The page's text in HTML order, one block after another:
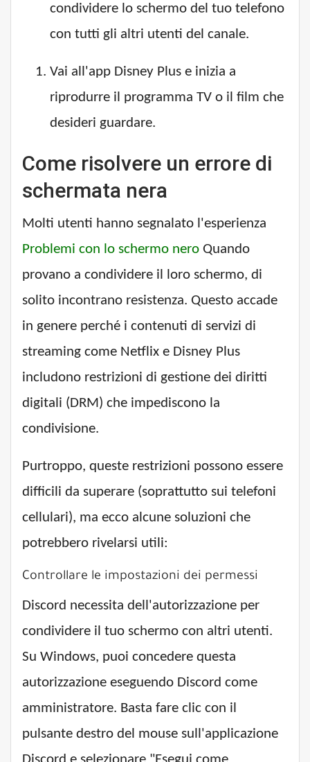
condividere lo schermo del tuo telefono
con tutti gli altri utenti del canale.
Vai all'app Disney Plus e inizia a
riprodurre il programma TV o il film che
desideri guardare.
Come risolvere un errore di
schermata nera
Molti utenti hanno segnalato l'esperienza
Problemi con lo schermo nero Quando
provano a condividere il loro schermo, di
solito incontrano resistenza. Questo accade
in genere perché i contenuti di servizi di
streaming come Netflix e Disney Plus
includono restrizioni di gestione dei diritti
digitali (DRM) che impediscono la
condivisione.
Purtroppo, queste restrizioni possono essere
difficili da superare (soprattutto sui telefoni
cellulari), ma ecco alcune soluzioni che
potrebbero rivelarsi utili:
Controllare le impostazioni dei permessi
Discord necessita dell'autorizzazione per
condividere il tuo schermo con altri utenti.
Su Windows, puoi concedere questa
autorizzazione eseguendo Discord come
amministratore. Basta fare clic con il
pulsante destro del mouse sull'applicazione